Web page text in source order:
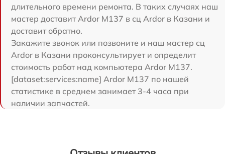
длительного времени ремонта. В таких случаях наш
мастер доставит Ardor M137 в сц Ardor в Казани и
доставит обратно.
Закажите звонок или позвоните и наш мастер сц
Ardor в Казани проконсультирует и определит
стоимость работ над компьютера Ardor M137.
[dataset:services:name] Ardor M137 по нашей
статистике в среднем занимает 3-4 часа при
наличии запчастей.